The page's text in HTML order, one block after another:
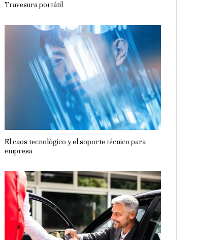
Travesura portátil
El caos tecnológico y el soporte técnico para
empresa